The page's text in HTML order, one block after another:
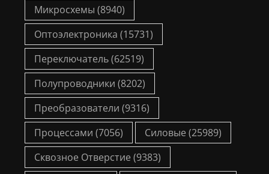
Микросхемы (8940)
Оптоэлектроника (15731)
Переключатель(62519)
Полупроводники (8202)
Преобразователи (9316)
Процессами (7056) Силовые (25989)
Сквозное Отверстие (9383)